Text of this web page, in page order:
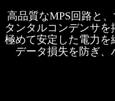
高品質なMPS回路と
タンタルコンデンサ
極めて安定した電力を
データ損失を防ぎ、